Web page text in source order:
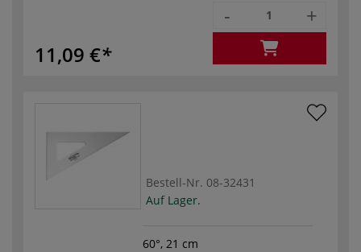
11,09 €
- +
Bestell-Nr. 08-32431
Auf Lager.
60°, 21 cm